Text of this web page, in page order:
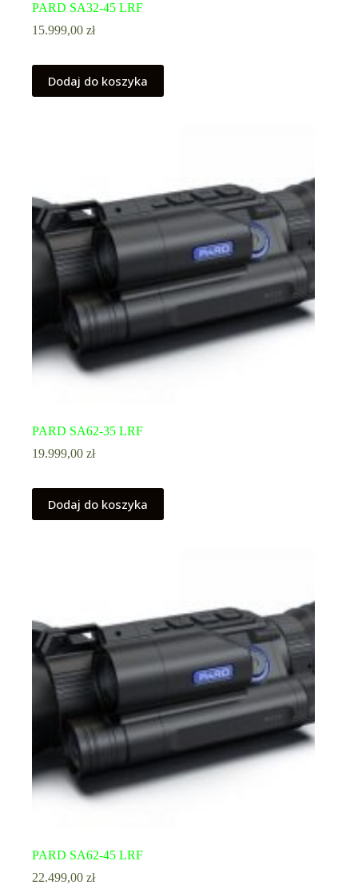
PARD SA32-45 LRF
15.999,00 zł
Dodaj do koszyka
PARD SA62-35 LRF
19.999,00 zł
Dodaj do koszyka
PARD SA62-45 LRF
22.499,00 zł